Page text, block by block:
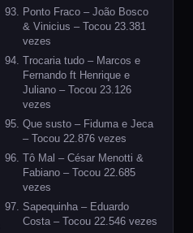
Ponto Fraco – João Bosco
& Vinicius – Tocou 23.381
vezes
Trocaria tudo – Marcos e
Fernando ft Henrique e
Juliano – Tocou 23.126
vezes
Que susto – Fiduma e Jeca
– Tocou 22.876 vezes
Tô Mal – César Menotti &
Fabiano – Tocou 22.685
vezes
Sapequinha – Eduardo
Costa – Tocou 22.546 vezes